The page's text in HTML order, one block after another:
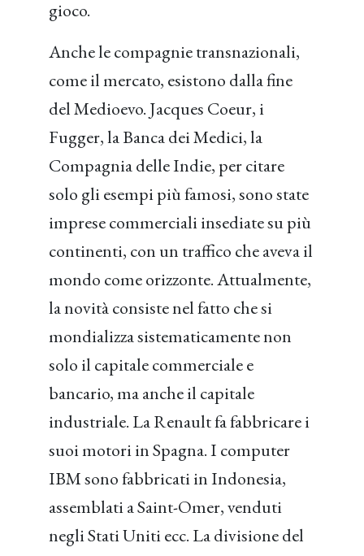
gioco.
Anche le compagnie transnazionali,
come il mercato, esistono dalla fine
del Medioevo. Jacques Coeur, i
Fugger, la Banca dei Medici, la
Compagnia delle Indie, per citare
solo gli esempi più famosi, sono state
imprese commerciali insediate su più
continenti, con un traffico che aveva il
mondo come orizzonte. Attualmente,
la novità consiste nel fatto che si
mondializza sistematicamente non
solo il capitale commerciale e
bancario, ma anche il capitale
industriale. La Renault fa fabbricare i
suoi motori in Spagna. I computer
IBM sono fabbricati in Indonesia,
assemblati a Saint-Omer, venduti
negli Stati Uniti ecc. La divisione del